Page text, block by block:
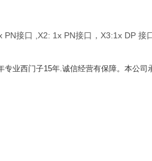
接口 ,X2: 1x PN接口，X3:1x DP 接
专业西门子15年.诚信经营有保障。本公司